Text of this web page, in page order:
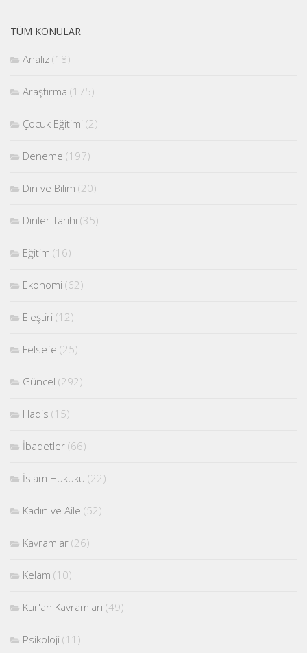
TÜM KONULAR
Analiz (18)
Araştırma (175)
Çocuk Eğitimi (2)
Deneme (197)
Din ve Bilim (20)
Dinler Tarihi (35)
Eğitim (16)
Ekonomi (62)
Eleştiri (12)
Felsefe (25)
Güncel (292)
Hadis (15)
İbadetler (66)
İslam Hukuku (22)
Kadın ve Aile (52)
Kavramlar (26)
Kelam (10)
Kur'an Kavramları (49)
Psikoloji (11)